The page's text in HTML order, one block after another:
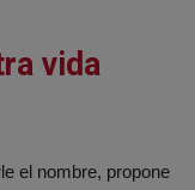
vida
el nombre, propone